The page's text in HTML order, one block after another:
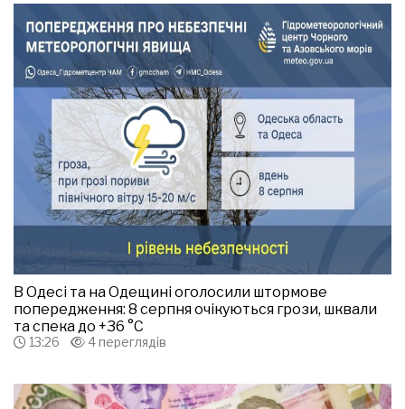
В Одесі та на Одещині оголосили штормове
попередження: 8 серпня очікуються грози, шквали
та спека до +36 °С
13:26 4 переглядів